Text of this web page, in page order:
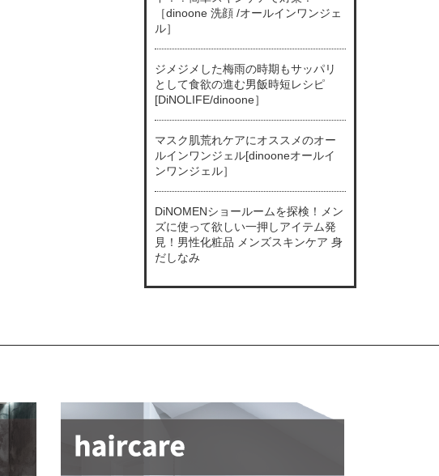
［dinoone 洗顔 /オールインワンジェ
ル］
ジメジメした梅雨の時期もサッパリ
として食欲の進む男飯時短レシピ
[DiNOLIFE/dinoone］
マスク肌荒れケアにオススメのオー
ルインワンジェル[dinooneオールイ
ンワンジェル］
DiNOMENショールームを探検！メン
ズに使って欲しい一押しアイテム発
見！男性化粧品 メンズスキンケア 身
だしなみ